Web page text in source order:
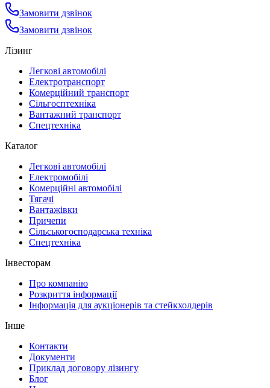
Замовити дзвінок
Замовити дзвінок
Лізинг
Легкові автомобілі
Електротранспорт
Комерційний транспорт
Сільгосптехніка
Вантажний транспорт
Спецтехніка
Каталог
Легкові автомобілі
Електромобілі
Комерційні автомобілі
Тягачі
Вантажівки
Причепи
Сільськогосподарська техніка
Спецтехніка
Інвесторам
Про компанію
Розкриття інформації
Інформація для аукціонерів та стейкхолдерів
Інше
Контакти
Документи
Приклад договору лізингу
Блог